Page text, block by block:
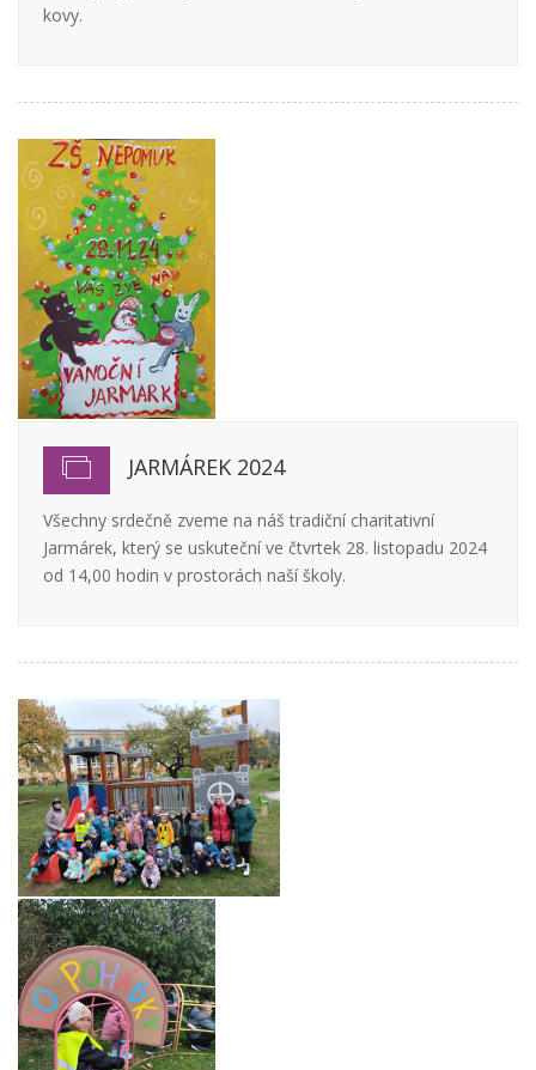
kovy.
JARMÁREK 2024
Všechny srdečně zveme na náš tradiční charitativní
Jarmárek, který se uskuteční ve čtvrtek 28. listopadu 2024
od 14,00 hodin v prostorách naší školy.